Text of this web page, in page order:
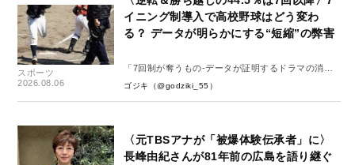
スポーツ
2026.08.06
イニング制導入で高校野球はどう変わ
る？ データが明らかにする“短縮”の弊害
「7回制が奪うもの-データが証明するドラマの消
失-」
ゴジキ（@godziki_55）
〈元TBSアナが「被爆体験伝承者」に〉
長峰由紀さんが81年前の広島を語り継ぐ